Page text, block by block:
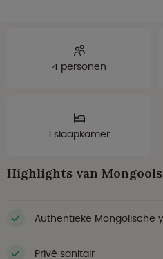
4 personen
1 slaapkamer
Highlights van
Authentieke Mongolische
Privé sanitair